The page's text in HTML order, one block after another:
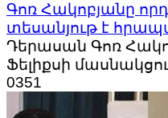
Գոռ Հակոբյանը
տեսանյութ է
Դերասան Գոռ
Ֆելիքսի
0351